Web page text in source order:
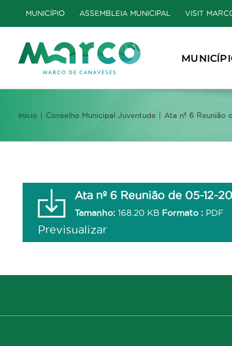
to
content
MUNICÍPIO ASSEMBLEIA MUNICIPAL VISIT
Início Conselho Municipal Juventude Ata nº 6 Reunião
Ata nº 6 Reunião de 05-12-
Tamanho: 168.20 KB Formato : PDF
Previsualizar